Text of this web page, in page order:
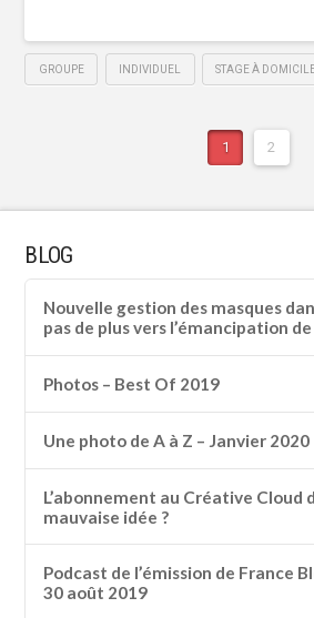
GROUPE INDIVIDUEL STAGE À
1 2
BLOG
Nouvelle gestion des masques
pas de plus vers l’émancipation
Photos – Best Of 2019
Une photo de A à Z – Janvier 2020
L’abonnement au Créative Cloud
mauvaise idée ?
Podcast de l’émission de France
30 août 2019